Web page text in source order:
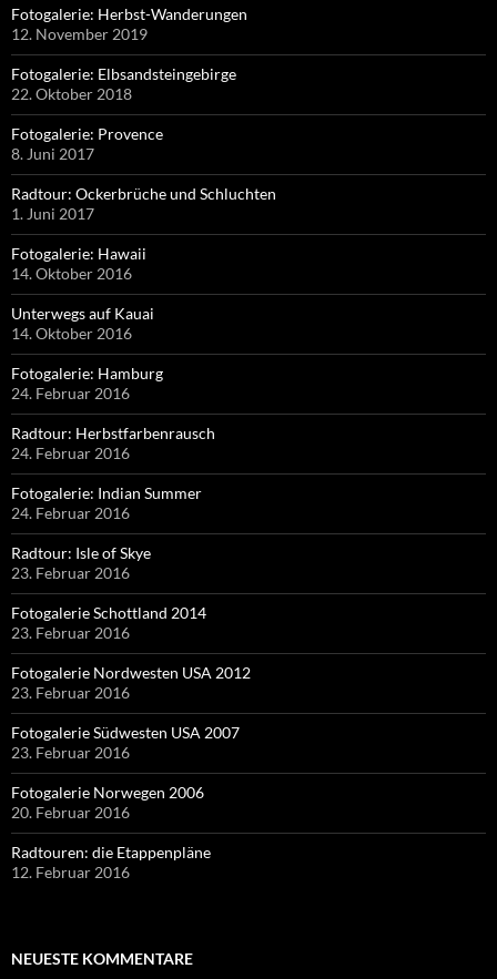
Fotogalerie: Herbst-Wanderungen
12. November 2019
Fotogalerie: Elbsandsteingebirge
22. Oktober 2018
Fotogalerie: Provence
8. Juni 2017
Radtour: Ockerbrüche und Schluchten
1. Juni 2017
Fotogalerie: Hawaii
14. Oktober 2016
Unterwegs auf Kauai
14. Oktober 2016
Fotogalerie: Hamburg
24. Februar 2016
Radtour: Herbstfarbenrausch
24. Februar 2016
Fotogalerie: Indian Summer
24. Februar 2016
Radtour: Isle of Skye
23. Februar 2016
Fotogalerie Schottland 2014
23. Februar 2016
Fotogalerie Nordwesten USA 2012
23. Februar 2016
Fotogalerie Südwesten USA 2007
23. Februar 2016
Fotogalerie Norwegen 2006
20. Februar 2016
Radtouren: die Etappenpläne
12. Februar 2016
NEUESTE KOMMENTARE